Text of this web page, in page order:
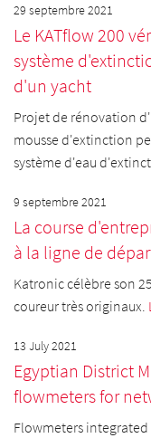
29 septembre 2021
Le KATflow 200
système
d'un yacht
Projet de rénovation
mousse d'extinction
système d'eau
9 septembre 2021
La course
à la ligne de
Katronic célèbre son
coureur très originaux.
13 July 2021
Egyptian District
flowmeters for
Flowmeters